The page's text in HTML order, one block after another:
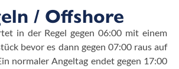
/ Offshore
in der Regel gegen 06:00 mit einem
bevor es dann gegen 07:00 raus auf
normaler Angeltag endet gegen 17:00